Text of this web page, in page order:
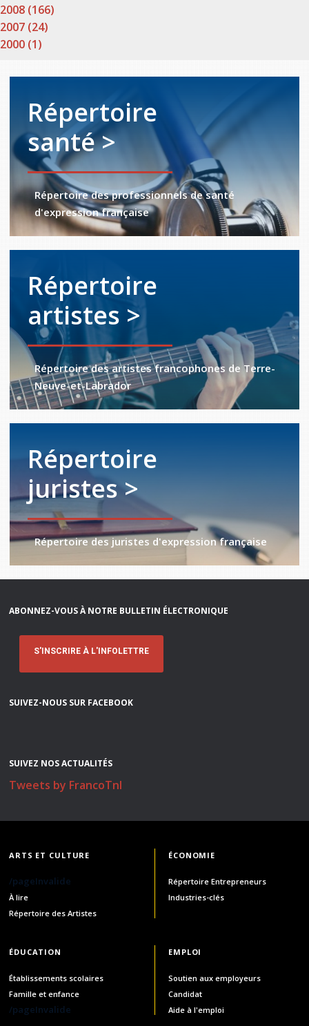
2008 (166)
2007 (24)
2000 (1)
Répertoire
santé >
Répertoire des professionnels de santé
d'expression française
Répertoire
artistes >
Répertoire des artistes francophones de Terre-
Neuve-et-Labrador
Répertoire
juristes >
Répertoire des juristes d'expression française
ABONNEZ-VOUS À NOTRE BULLETIN ÉLECTRONIQUE
S'INSCRIRE À L'INFOLETTRE
SUIVEZ-NOUS SUR FACEBOOK
SUIVEZ NOS ACTUALITÉS
Tweets by FrancoTnl
ARTS ET CULTURE
/pageInvalide
À lire
Répertoire des Artistes
ÉCONOMIE
Répertoire Entrepreneurs
Industries-clés
ÉDUCATION
Établissements scolaires
Famille et enfance
/pageInvalide
EMPLOI
Soutien aux employeurs
Candidat
Aide à l'emploi